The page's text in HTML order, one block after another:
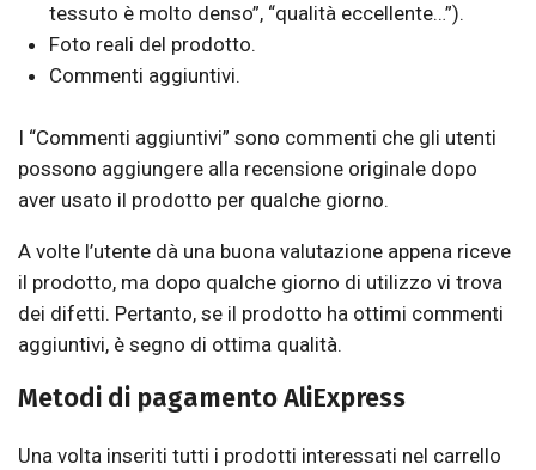
tessuto è molto denso”, “qualità eccellente…”).
Foto reali del prodotto.
Commenti aggiuntivi.
I “Commenti aggiuntivi” sono commenti che gli utenti
possono aggiungere alla recensione originale dopo
aver usato il prodotto per qualche giorno.
A volte l’utente dà una buona valutazione appena riceve
il prodotto, ma dopo qualche giorno di utilizzo vi trova
dei difetti. Pertanto, se il prodotto ha ottimi commenti
aggiuntivi, è segno di ottima qualità.
Metodi di pagamento AliExpress
Una volta inseriti tutti i prodotti interessati nel carrello